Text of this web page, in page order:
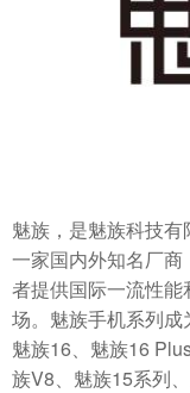
魅族，是魅族科技
一家国内外知名厂商
者提供国际一流性
场。魅族手机系列
魅族16、魅族16
族V8、魅族15系列